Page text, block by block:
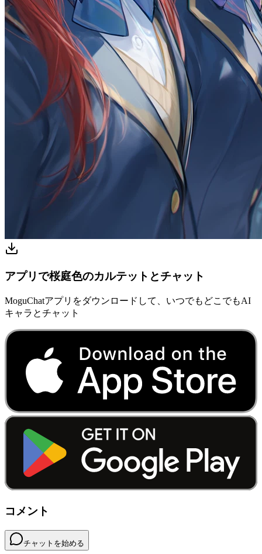
アプリで桜庭色のカルテットとチャット
MoguChatアプリをダウンロードして、いつでもどこでもAI
キャラとチャット
コメント
チャットを始める